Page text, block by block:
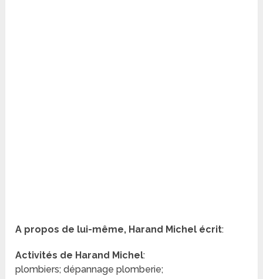
A propos de lui-même, Harand Michel écrit:
Activités de Harand Michel:
plombiers; dépannage plomberie;